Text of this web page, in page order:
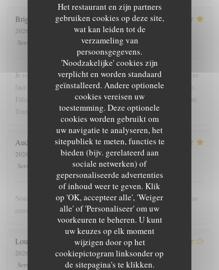
Het restaurant en zijn partners
gebruiken cookies op deze site,
wat kan leiden tot de
verzameling van
persoonsgegevens.
'Noodzakelijke' cookies zijn
verplicht en worden standaard
geïnstalleerd. Andere optionele
cookies vereisen uw
toestemming. Deze optionele
cookies worden gebruikt om
uw navigatie te analyseren, het
sitepubliek te meten, functies te
bieden (bijv. gerelateerd aan
sociale netwerken) of
gepersonaliseerde advertenties
of inhoud weer te geven. Klik
op 'OK, accepteer alle', 'Weiger
alle' of 'Personaliseer' om uw
voorkeuren te beheren. U kunt
uw keuzes op elk moment
wijzigen door op het
cookiepictogram linksonder op
de sitepagina's te klikken.
Brigitte
2026-04-24
- 12:15 - Gasten 2
Service
:5/5 Keuken:5 /5 Kwaliteit / Prijs
Je recommande cette adresse; très bien située, à l'ombre des arbres
face à l'entrée du chateau. La proposition du jour était excellente.
J'étais accompagnée d'une enfant; elle a été servie très rapidement.
Tout était bon. La crêpe dessert du jour originale
Audrey
2026-05-16
- 19:45 - Gasten 4
Service
Atmosfeer:5/5 Keuken:5/5 Kwaliteit / Prijs
Nous nous sommes régalés, joli restaurant, bonne ambiance. Nous
recommandons !
Louis
2026-05-25
- 12:30 - Gasten 3
Service
Atmosfeer:5/5 Keuken :5 /5 Kwaliteit / Prijs